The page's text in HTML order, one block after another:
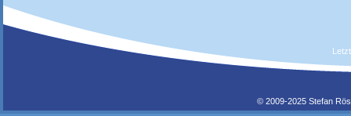
© 2009-2025 Stefan